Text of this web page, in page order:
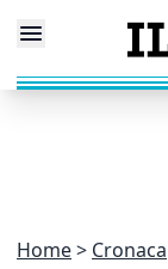
Home Cronaca